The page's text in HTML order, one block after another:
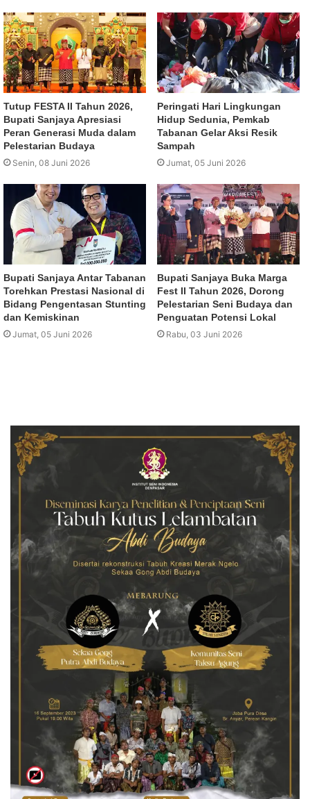
Tutup FESTA II Tahun 2026,
Bupati Sanjaya Apresiasi
Peran Generasi Muda dalam
Pelestarian Budaya
Senin, 08 Juni 2026
Peringati Hari Lingkungan
Hidup Sedunia, Pemkab
Tabanan Gelar Aksi Resik
Sampah
Jumat, 05 Juni 2026
Bupati Sanjaya Antar Tabanan
Torehkan Prestasi Nasional di
Bidang Pengentasan Stunting
dan Kemiskinan
Jumat, 05 Juni 2026
Bupati Sanjaya Buka Marga
Fest II Tahun 2026, Dorong
Pelestarian Seni Budaya dan
Penguatan Potensi Lokal
Rabu, 03 Juni 2026